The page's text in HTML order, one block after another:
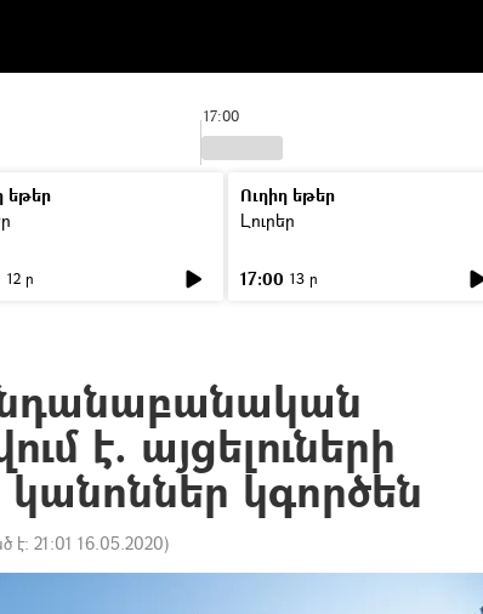
17:00
եթեր
12 ր
Ուղիղ եթեր
Լուրեր
17:00 13 ր
է. այցելուների
կգործեն
է: 21:01 16.05.2020)